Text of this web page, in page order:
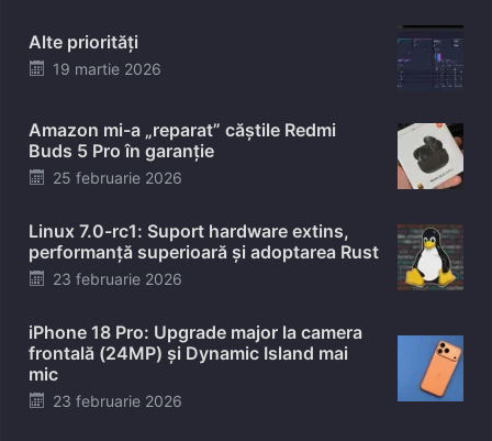
Alte priorități
Posted
19 martie 2026
Amazon mi-a „reparat” căștile Redmi
Buds 5 Pro în garanție
Posted
25 februarie 2026
Linux 7.0-rc1: Suport hardware extins,
performanță superioară și adoptarea Rust
Posted
23 februarie 2026
iPhone 18 Pro: Upgrade major la camera
frontală (24MP) și Dynamic Island mai
mic
Posted
23 februarie 2026